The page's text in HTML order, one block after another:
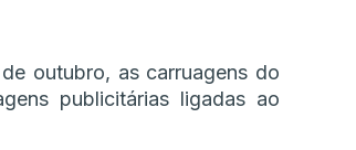
outubro, as carruagens do
publicitárias ligadas ao